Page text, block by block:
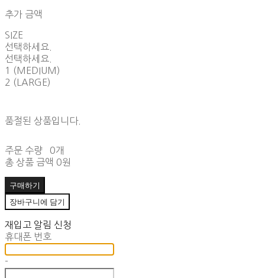
추가 금액
SIZE
선택하세요.
선택하세요.
1 (MEDIUM)
2 (LARGE)
품절된 상품입니다.
주문 수량
0개
총 상품 금액 0원
구매하기
장바구니에 담기
재입고 알림 신청
휴대폰 번호
-